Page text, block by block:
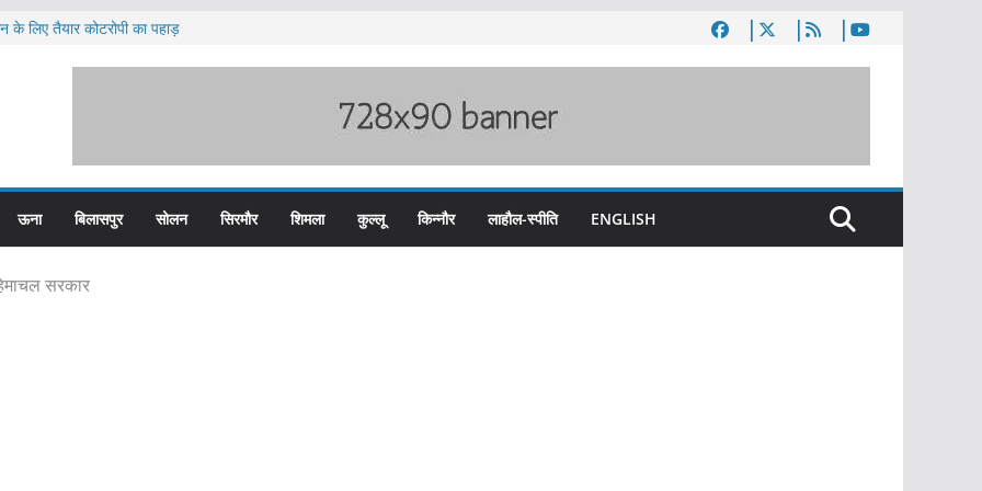
लिए तैयार कोटरोपी का पहाड़
के तीन कर्मचारी सस्पेंड
ऊना बिलासपुर सोलन सिरमौर शिमला कुल्लू किन्नौर लाहौल-स्पीति ENGLISH
सरकार